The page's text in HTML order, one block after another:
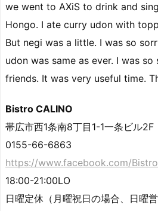
we went to AXiS to drink and
Hongo. I ate curry udon with
But negi was a little. I was so
udon was same as ever. I was
friends. It was very useful time.
Bistro CALINO
帯広市西1条南8丁目1-1一条ビル2F
0155-66-6863
https://www.facebook.com/
18:00-21:00LO
日曜定休（月曜祝日の場合、日曜営